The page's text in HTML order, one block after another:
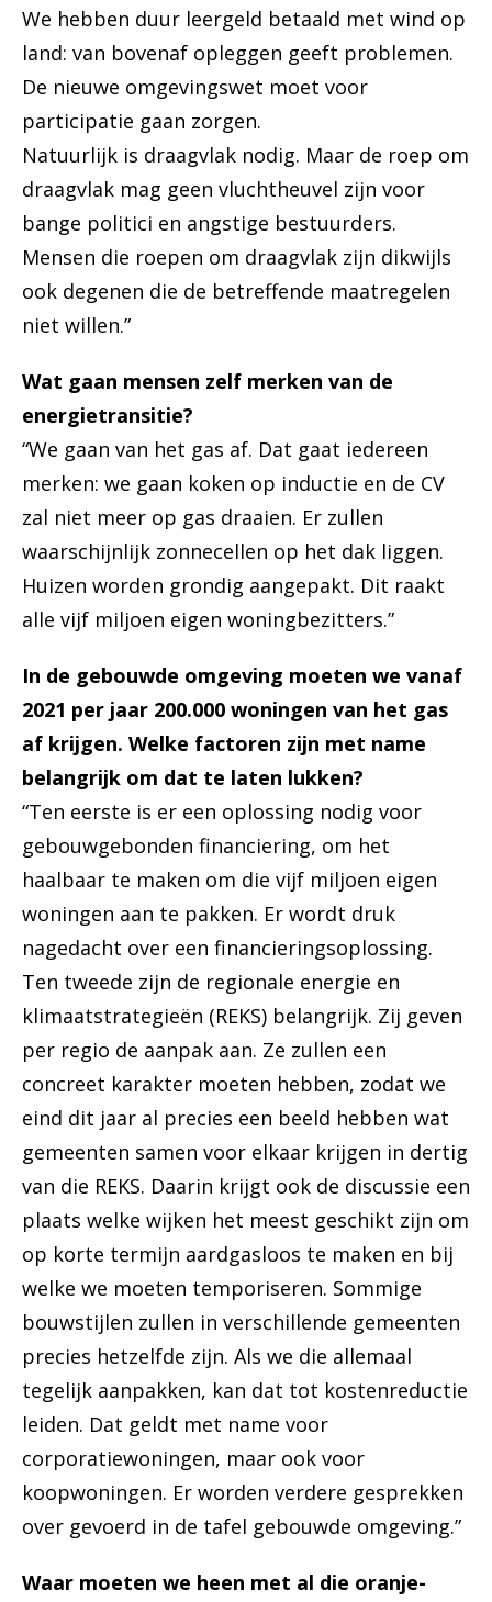
We hebben duur leergeld betaald met wind op
land: van bovenaf opleggen geeft problemen.
De nieuwe omgevingswet moet voor
participatie gaan zorgen.
Natuurlijk is draagvlak nodig. Maar de roep om
draagvlak mag geen vluchtheuvel zijn voor
bange politici en angstige bestuurders.
Mensen die roepen om draagvlak zijn dikwijls
ook degenen die de betreffende maatregelen
niet willen.”
Wat gaan mensen zelf merken van de
energietransitie?
“We gaan van het gas af. Dat gaat iedereen
merken: we gaan koken op inductie en de CV
zal niet meer op gas draaien. Er zullen
waarschijnlijk zonnecellen op het dak liggen.
Huizen worden grondig aangepakt. Dit raakt
alle vijf miljoen eigen woningbezitters.”
In de gebouwde omgeving moeten we vanaf
2021 per jaar 200.000 woningen van het gas
af krijgen. Welke factoren zijn met name
belangrijk om dat te laten lukken?
“Ten eerste is er een oplossing nodig voor
gebouwgebonden financiering, om het
haalbaar te maken om die vijf miljoen eigen
woningen aan te pakken. Er wordt druk
nagedacht over een financieringsoplossing.
Ten tweede zijn de regionale energie en
klimaatstrategieën (REKS) belangrijk. Zij geven
per regio de aanpak aan. Ze zullen een
concreet karakter moeten hebben, zodat we
eind dit jaar al precies een beeld hebben wat
gemeenten samen voor elkaar krijgen in dertig
van die REKS. Daarin krijgt ook de discussie een
plaats welke wijken het meest geschikt zijn om
op korte termijn aardgasloos te maken en bij
welke we moeten temporiseren. Sommige
bouwstijlen zullen in verschillende gemeenten
precies hetzelfde zijn. Als we die allemaal
tegelijk aanpakken, kan dat tot kostenreductie
leiden. Dat geldt met name voor
corporatiewoningen, maar ook voor
koopwoningen. Er worden verdere gesprekken
over gevoerd in de tafel gebouwde omgeving.”
Waar moeten we heen met al die oranje-